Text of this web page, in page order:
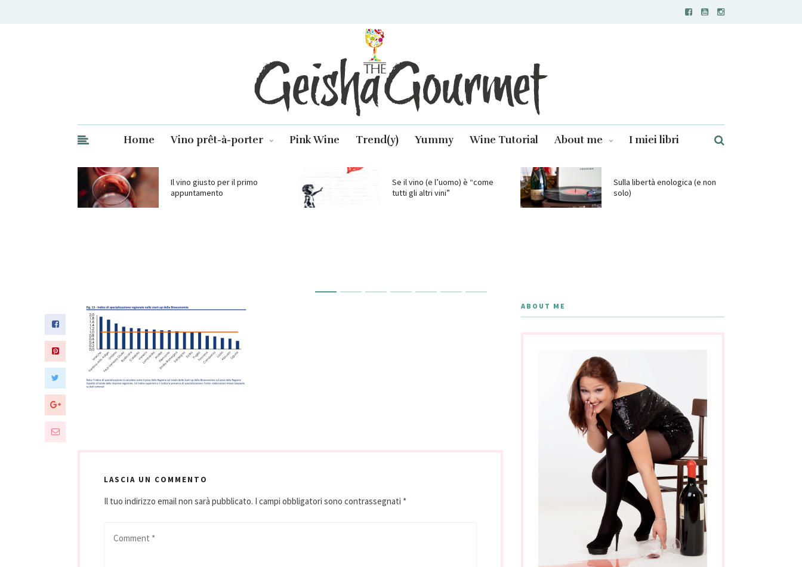
Home Vino prêt-à-porter Pink Wine Trend(y) Yummy Wine Tutorial About me I miei libri
Il vino giusto per il primo
appuntamento
Se il vino (e l’uomo) è “come
tutti gli altri vini”
Sulla libertà enologica (e non
solo)
LASCIA UN COMMENTO
Il tuo indirizzo email non sarà pubblicato. I campi obbligatori sono contrassegnati *
ABOUT ME